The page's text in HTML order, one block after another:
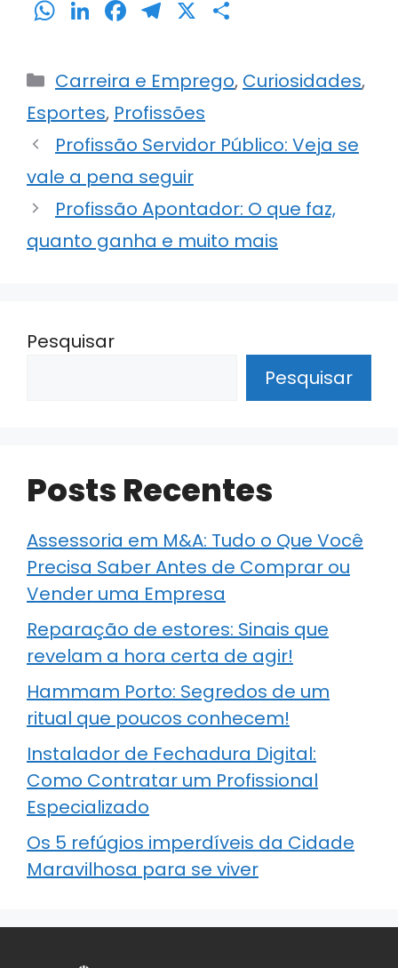
W
a
ts
A
p
p
Li
k
e
dI
n
F
c
e
b
o
o
k
T
e
gr
a
m
X
ar
e
Categorias
Carreira e Emprego, Curiosidades,
Esportes, Profissões
Profissão Servidor Público: Veja se
vale a pena seguir
Profissão Apontador: O que faz,
quanto ganha e muito mais
Pesquisar
Pesquisar
Posts Recentes
Assessoria em M&A: Tudo o Que Você
Precisa Saber Antes de Comprar ou
Vender uma Empresa
Reparação de estores: Sinais que
revelam a hora certa de agir!
Hammam Porto: Segredos de um
ritual que poucos conhecem!
Instalador de Fechadura Digital:
Como Contratar um Profissional
Especializado
Os 5 refúgios imperdíveis da Cidade
Maravilhosa para se viver